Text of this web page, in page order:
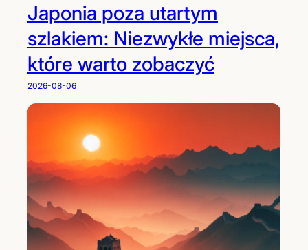
Japonia poza utartym
szlakiem: Niezwykłe miejsca,
które warto zobaczyć
2026-08-06